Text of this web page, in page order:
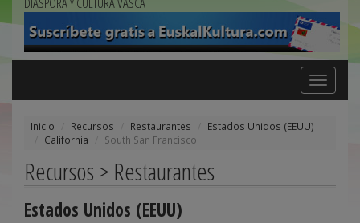
Toggle
navigation
Inicio Recursos Restaurantes
Estados Unidos (EEUU)
California
South San Francisco
Recursos > Restaurantes
Estados Unidos (EEUU)